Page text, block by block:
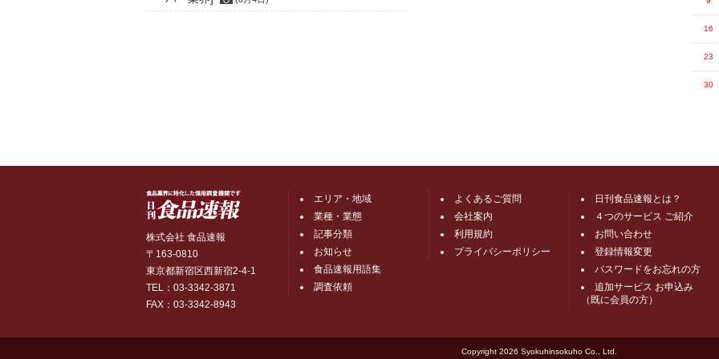
16
23
30
株式会社 食品速報
〒163-0810
東京都新宿区西新宿2-4-1
TEL：03-3342-3871
FAX：03-3342-8943
エリア・地域
業種・業態
記事分類
お知らせ
食品速報用語集
調査依頼
よくあるご質問
会社案内
利用規約
プライバシーポリシー
日刊食品速報とは？
４つのサービス ご紹介
お問い合わせ
登録情報変更
パスワードをお忘れの方
追加サービス お申込み
（既に会員の方）
Copyright 2026 Syokuhinsokuho Co., Ltd.